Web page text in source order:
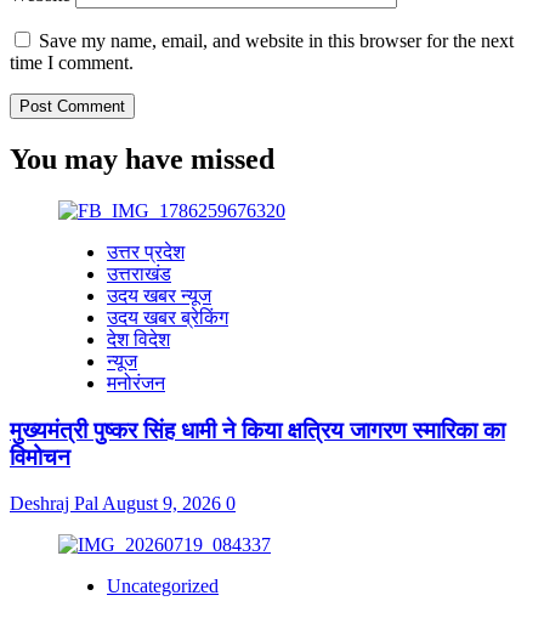
Save my name, email, and website in this browser for the next
time I comment.
You may have missed
उत्तर प्रदेश
उत्तराखंड
उदय खबर न्यूज
उदय खबर ब्रेकिंग
देश विदेश
न्यूज
मनोरंजन
मुख्यमंत्री पुष्कर सिंह धामी ने किया क्षत्रिय जागरण स्मारिका का
विमोचन
Deshraj Pal August 9, 2026 0
Uncategorized